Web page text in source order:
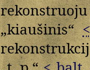
„kiaušinis“